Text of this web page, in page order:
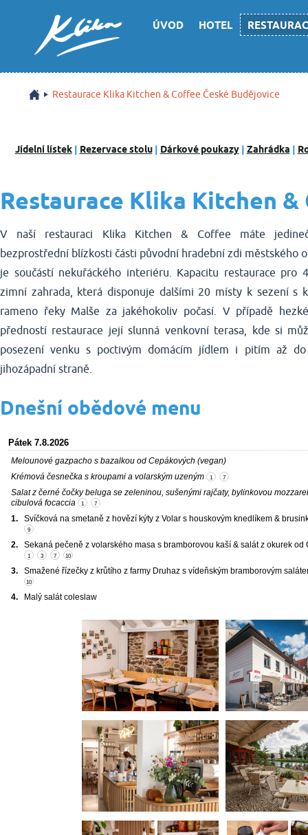
ÚVOD HOTEL
Restaurace Klika Kitchen & Coffee České Budějovice
Jídelní lístek|Rezervace stolu|Dárkové poukazy|Zahrádka|
Restaurace Klika Kitchen
V naší restauraci Klika Kitchen & Coffee máte
bezprostřední blízkosti části původní hradební zdi městského
je součástí nekuřáckého interiéru. Kapacitu restaurace pro
zimní zahrada, která disponuje dalšími 20 místy k sezení s
rameno řeky Malše za jakéhokoliv počasí. V případě
předností restaurace její slunná venkovní terasa, kde si
posezení venku s poctivým domácím jídlem i pitím až
jihozápadní straně.
Dnešní obědové menu